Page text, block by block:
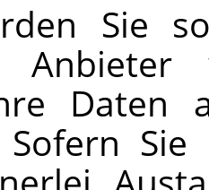
Sie
Daten
Sofern